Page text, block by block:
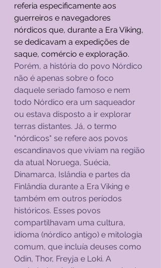
referia especificamente aos
guerreiros e navegadores
nórdicos que, durante a Era Viking,
se dedicavam a expedições de
saque, comércio e exploração.
Porém, a história do povo Nórdico
não é apenas sobre o foco
daquele seriado famoso e nem
todo Nórdico era um saqueador
ou estava disposto a ir explorar
terras distantes. Já, o termo
"nórdicos" se refere aos povos
escandinavos que viviam na região
da atual Noruega, Suécia,
Dinamarca, Islândia e partes da
Finlândia durante a Era Viking e
também em outros períodos
históricos. Esses povos
compartilhavam uma cultura,
idioma (nórdico antigo) e mitologia
comum, que incluía deuses como
Odin, Thor, Freyja e Loki. A